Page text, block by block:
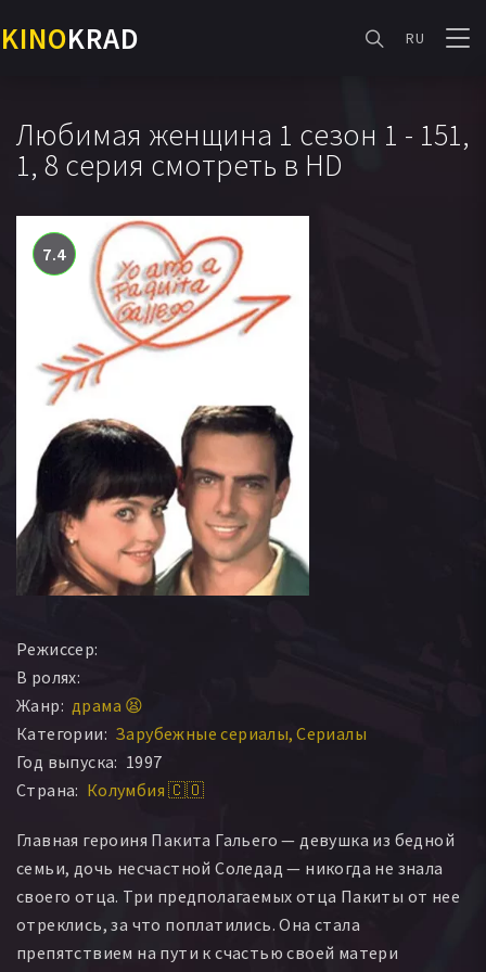
KINOKRAD RU
Любимая женщина 1 сезон 1 - 151,
1, 8 серия смотреть в HD
7.4
Режиссер:
В ролях:
Жанр: драма 😫
Категории: Зарубежные сериалы Сериалы
Год выпуска: 1997
Страна: Колумбия 🇨🇴
Главная героиня Пакита Гальего — девушка из бедной
семьи, дочь несчастной Соледад — никогда не знала
своего отца. Три предполагаемых отца Пакиты от нее
отреклись, за что поплатились. Она стала
препятствием на пути к счастью своей матери